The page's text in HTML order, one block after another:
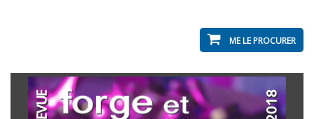
ME LE PROCURER